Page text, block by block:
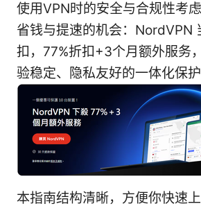
使用VPN时的安全与合规性考
省钱与提速的机会：NordVPN
扣，77%折扣+3个月额外服务
验稳定、隐私友好的一体化保护
本指南结构清晰，方便你快速上